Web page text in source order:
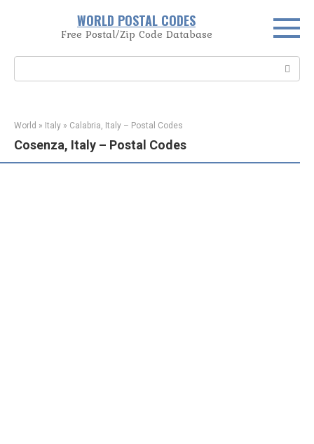
WORLD POSTAL CODES
Free Postal/Zip Code Database
World » Italy » Calabria, Italy – Postal Codes
Cosenza, Italy – Postal Codes